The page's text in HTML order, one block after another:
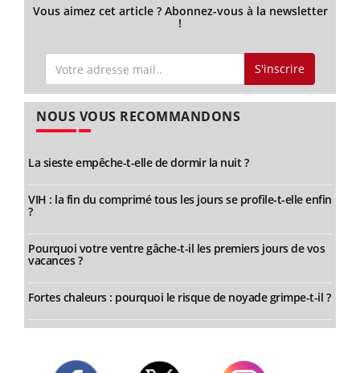
Vous aimez cet article ? Abonnez-vous à la newsletter
!
S'inscrire
NOUS VOUS RECOMMANDONS
La sieste empêche-t-elle de dormir la nuit ?
VIH : la fin du comprimé tous les jours se profile-t-elle enfin
?
Pourquoi votre ventre gâche-t-il les premiers jours de vos
vacances ?
Fortes chaleurs : pourquoi le risque de noyade grimpe-t-il ?